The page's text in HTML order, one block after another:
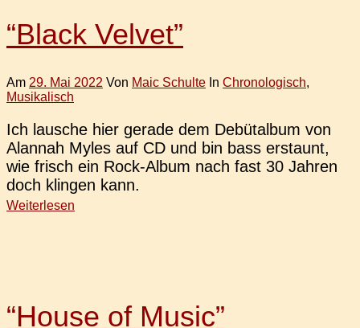
“Black Velvet”
Am 29. Mai 2022 Von Maic Schulte In Chronologisch,
Musikalisch
Ich lau­sche hier gerade dem Debüt­al­bum von
Alan­nah Myles auf CD und bin bass erstaunt,
wie frisch ein Rock-Album nach fast 30 Jahren
doch klin­gen kann.
Weiterlesen
“House of Music”